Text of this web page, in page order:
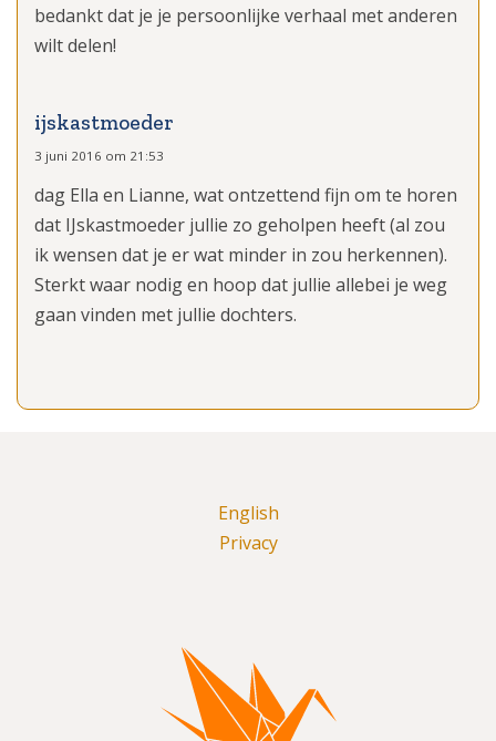
bedankt dat je je persoonlijke verhaal met anderen
wilt delen!
ijskastmoeder
3 juni 2016 om 21:53
dag Ella en Lianne, wat ontzettend fijn om te horen
dat IJskastmoeder jullie zo geholpen heeft (al zou
ik wensen dat je er wat minder in zou herkennen).
Sterkt waar nodig en hoop dat jullie allebei je weg
gaan vinden met jullie dochters.
English
Privacy